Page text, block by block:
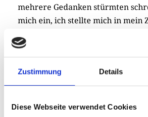
Zustimmung Details
Diese Webseite verwendet Cookies
mehrere Gedanken stürmten
mich ein, ich stellte mich in mein
Das war gut gesprochen – aber
Wie immer man dies verstehen
etwas zu Ende, was Schiller
Freunden. Wilhelm war